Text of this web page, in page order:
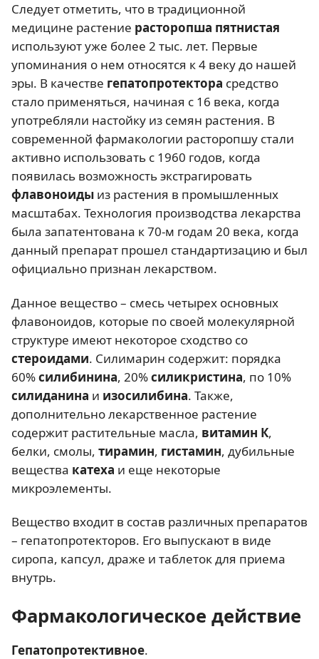
Следует отметить, что в традиционной
медицине растение расторопша пятнистая
используют уже более 2 тыс. лет. Первые
упоминания о нем относятся к 4 веку до нашей
эры. В качестве гепатопротектора средство
стало применяться, начиная с 16 века, когда
употребляли настойку из семян растения. В
современной фармакологии расторопшу стали
активно использовать с 1960 годов, когда
появилась возможность экстрагировать
флавоноиды из растения в промышленных
масштабах. Технология производства лекарства
была запатентована к 70-м годам 20 века, когда
данный препарат прошел стандартизацию и был
официально признан лекарством.
Данное вещество – смесь четырех основных
флавоноидов, которые по своей молекулярной
структуре имеют некоторое сходство со
стероидами. Силимарин содержит: порядка
60%силибинина, 20%силикристина, по 10%
силиданина и изосилибина. Также,
дополнительно лекарственное растение
содержит растительные масла, витамин К,
белки, смолы, тирамин, гистамин, дубильные
вещества катеха и еще некоторые
микроэлементы.
Вещество входит в состав различных препаратов
– гепатопротекторов. Его выпускают в виде
сиропа, капсул, драже и таблеток для приема
внутрь.
Фармакологическое действие
Гепатопротективное.